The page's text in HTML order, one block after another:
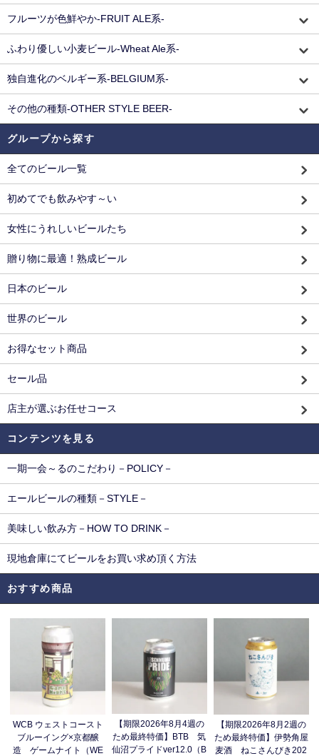
フルーツが色鮮やか-FRUIT ALE系-
ふわり優しい小麦ビール-Wheat Ale系-
独自進化のベルギー系-BELGIUM系-
その他の種類-OTHER STYLE BEER-
グループから探す
全てのビール一覧
初めてでも飲みやす～い
女性にうれしいビールたち
贈り物に最適！熟成ビール
日本のビール
世界のビール
お得なセット商品
セール品
店主が選ぶお任せコース
コンテンツを見る
一期一会～るのこだわり－POLICY－
エールビールの種類－STYLE－
美味しい飲み方－HOW TO DRINK－
現地倉庫にてビールをお買い求め頂く方法
おすすめ商品
WCB ウェストコースト
ブルーイング×京都醸
造 ゲームナイト（WE
【期限2026年8月4週の
ため最終特価】BTB 気
仙沼プライドver12.0（B
【期限2026年8月2週の
ため最終特価】伊勢角屋
麦酒 ねこさんびき202